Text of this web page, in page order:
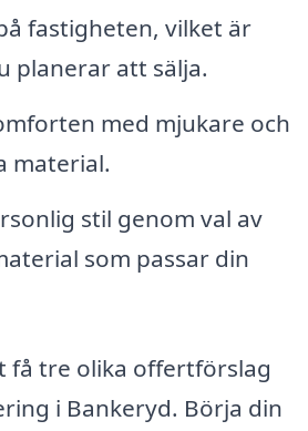
fastigheten, vilket är
planerar att sälja.
med mjukare och
material.
stil genom val av
som passar din
få tre olika offertförslag
i Bankeryd. Börja din